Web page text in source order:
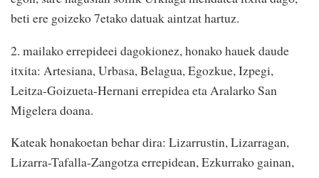
beti ere goizeko 7etako datuak aintzat hartuz.
2. mailako errepideei dagokionez, honako hauek daude
itxita: Artesiana, Urbasa, Belagua, Egozkue, Izpegi,
Leitza-Goizueta-Hernani errepidea eta Aralarko San
Migelera doana.
Kateak honakoetan behar dira: Lizarrustin, Lizarragan,
Lizarra-Tafalla-Zangotza errepidean, Ezkurrako gainan,